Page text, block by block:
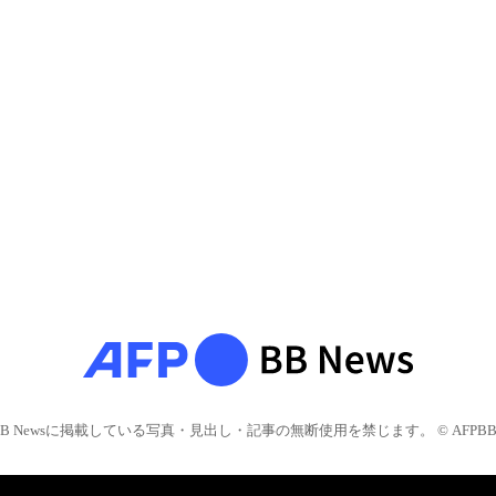
Newsに掲載している写真・見出し・記事の無断使用を禁じます。 © AFPBB